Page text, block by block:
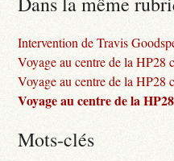
Intervention de Travis
Voyage au centre de la HP28
Voyage au centre de la HP28
Voyage au centre de la
Mots-clés